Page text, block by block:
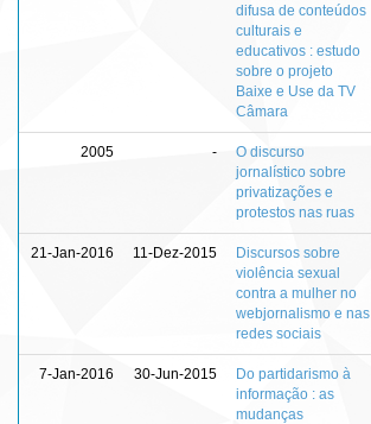
difusa de conteúdos
culturais e
educativos : estudo
sobre o projeto
Baixe e Use da TV
Câmara
2005 -
O discurso
jornalístico sobre
privatizações e
protestos nas ruas
21-Jan-2016 11-Dez-2015
Discursos sobre
violência sexual
contra a mulher no
webjornalismo e nas
redes sociais
7-Jan-2016 30-Jun-2015
Do partidarismo à
informação : as
mudanças